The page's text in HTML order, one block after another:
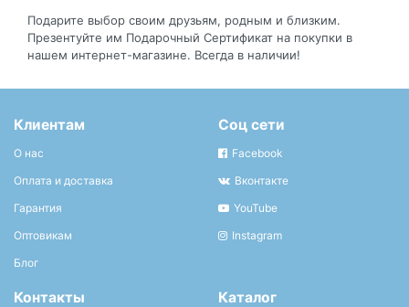
Подарите выбор своим друзьям, родным и близким.
Презентуйте им Подарочный Сертификат на покупки в
нашем интернет-магазине. Всегда в наличии!
Клиентам
О нас
Оплата и доставка
Гарантия
Оптовикам
Блог
Соц сети
Facebook
Вконтакте
YouTube
Instagram
Контакты Каталог